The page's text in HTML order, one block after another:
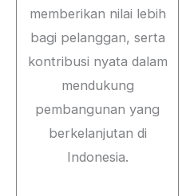
memberikan nilai lebih
bagi pelanggan, serta
kontribusi nyata dalam
mendukung
pembangunan yang
berkelanjutan di
Indonesia.